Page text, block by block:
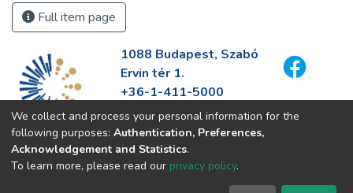
Full item page
1088 Budapest, Szabó
Ervin tér 1.
+36-1-411-5000
info@fszek.hu
https://fszek.hu
We collect and process your personal information for the
following purposes: Authentication, Preferences,
Acknowledgement and Statistics.
To learn more, please read our privacy policy.